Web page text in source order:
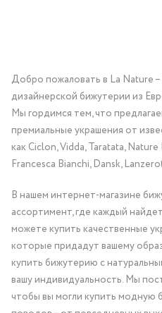
Добро пожаловать в La Nature
дизайнерской бижутерии из
Мы гордимся тем, что
премиальные украшения от
как Ciclon, Vidda, Taratata,
Francesca Bianchi, Dansk,
В нашем интернет-магазине
ассортимент, где каждый
можете купить качественные
которые придадут вашему
купить бижутерию с
вашу индивидуальность. Мы
чтобы вы могли купить модную